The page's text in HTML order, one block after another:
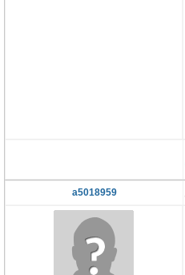
a5018959